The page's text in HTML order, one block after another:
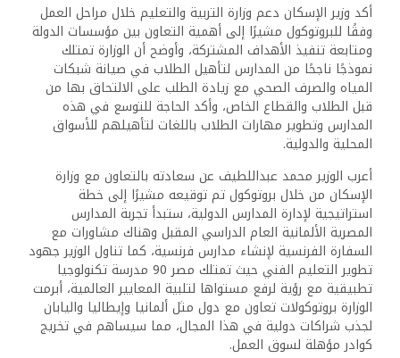
أكد وزير الإسكان دعم وزارة التربية والتعليم خلال مراحل العمل
وفقًا للبروتوكول مشيرًا إلى أهمية التعاون بين مؤسسات الدولة
ومتابعة تنفيذ الأهداف المشتركة، وأوضح أن الوزارة تمتلك
نموذجًا ناجحًا من المدارس لتأهيل الطلاب في صيانة شبكات
المياه والصرف الصحي مع زيادة الطلب على الالتحاق بها من
قبل الطلاب والقطاع الخاص، وأكد الحاجة للتوسع في هذه
المدارس وتطوير مهارات الطلاب باللغات لتأهيلهم للأسواق
المحلية والدولية.
أعرب الوزير محمد عبداللطيف عن سعادته بالتعاون مع وزارة
الإسكان من خلال بروتوكول تم توقيعه مشيرًا إلى خطة
استراتيجية لإدارة المدارس الدولية، ستبدأ تجربة المدارس
المصرية الألمانية العام الدراسي المقبل وهناك مشاورات مع
السفارة الفرنسية لإنشاء مدارس فرنسية، كما تناول الوزير جهود
تطوير التعليم الفني حيث تمتلك مصر 90 مدرسة تكنولوجيا
تطبيقية مع رؤية لرفع مستواها لتلبية المعايير العالمية، أبرمت
الوزارة بروتوكولات تعاون مع دول مثل ألمانيا وإيطاليا واليابان
لجذب شراكات دولية في هذا المجال، مما سيساهم في تخريج
كوادر مؤهلة لسوق العمل.